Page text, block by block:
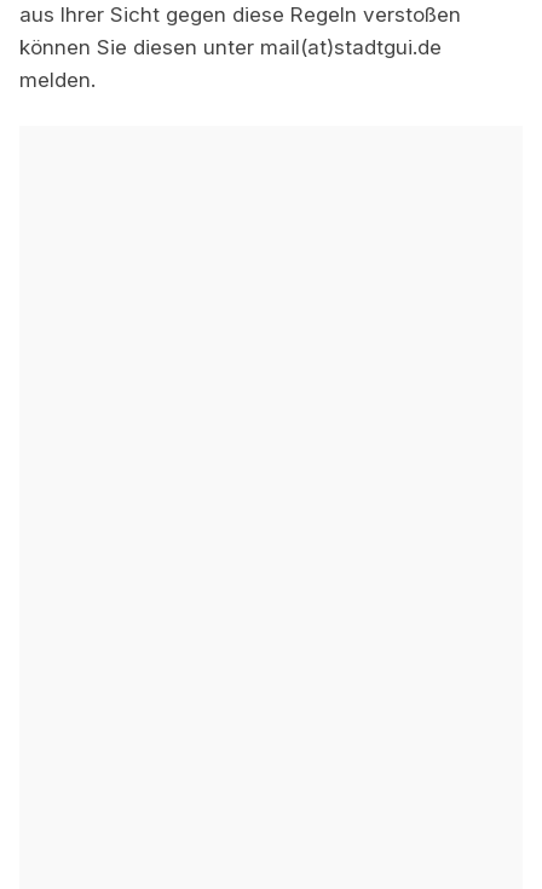
aus Ihrer Sicht gegen diese Regeln verstoßen
können Sie diesen unter mail(at)stadtgui.de
melden.